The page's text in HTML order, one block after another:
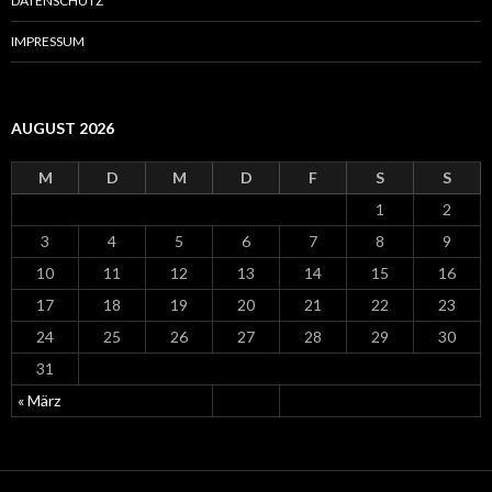
IMPRESSUM
AUGUST 2026
M D M D F S S
« März
1
2
3
4 5 6 7 8
9
10
11 12 13 14 15
16
17
18 19 20 21 22
23
24
25 26 27 28 29
30
31